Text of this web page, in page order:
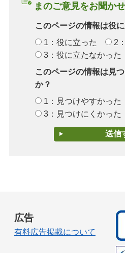
まのご意見をお聞か
このページの情報は役
1：役に立った
2
3：役に立たなかった
このページの情報は見
か？
1：見つけやすかった
3：見つけにくかった
広告
有料広告掲載について